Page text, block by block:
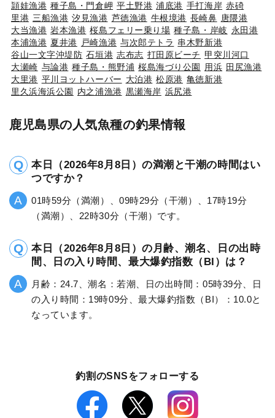
頴娃漁港 種子島・門倉岬 平土野港 浦底港 手打海岸 赤碕
里港 三船漁港 汐見漁港 芦徳漁港 牛根境港 長崎鼻 唐隈港
大当漁港 岩本漁港 桜島フェリー乗り場 種子島・岸岐 永田港
本浦漁港 夏井港 戸崎漁港 与次郎テトラ 串木野新港
谷山一文字沖堤防 石垣港 志布志 打田原ビーチ 甲突川河口
大瀬崎 与論港 種子島・熊野浦 桜島海づり公園 用浜 田尻漁港
大里港 平川ヨットハーバー 大泊港 松原港 亀徳新港
里久浜海浜公園
内之浦漁港 黒瀬海岸 浜尻港
鹿児島県の人気魚種の釣果情報
本日（2026年8月8日）の満潮と干潮の時間はい
つですか？
01時59分（満潮）、09時29分（干潮）、17時19分
（満潮）、22時30分（干潮）です。
本日（2026年8月8日）の月齢、潮名、日の出時
間、日の入り時間、最大爆釣指数（BI）は？
月齢：24.7、潮名：若潮、日の出時間：05時39分、日
の入り時間：19時09分、最大爆釣指数（BI）：10.0と
なっています。
釣割のSNSをフォローする